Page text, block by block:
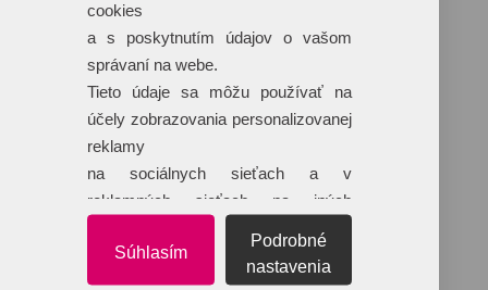
cookies
a s poskytnutím údajov o vašom
správaní na webe.
Tieto údaje sa môžu používať na
účely zobrazovania personalizovanej
reklamy
na sociálnych sieťach a v
reklamných sieťach na iných
Súhlasím
Podrobné
nastavenia